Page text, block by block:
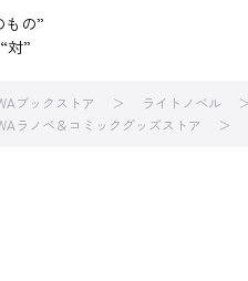
の”
”
ブックストア ライトノベル
ラノベ＆コミックグッズストア